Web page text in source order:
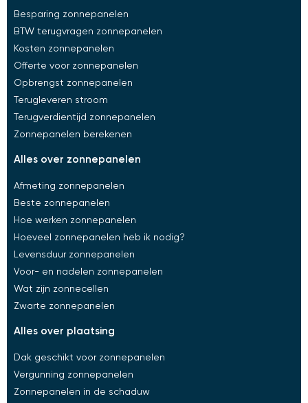
Besparing zonnepanelen
BTW terugvragen zonnepanelen
Kosten zonnepanelen
Offerte voor zonnepanelen
Opbrengst zonnepanelen
Terugleveren stroom
Terugverdientijd zonnepanelen
Zonnepanelen berekenen
alles over zonnepanelen​
Afmeting zonnepanelen
Beste zonnepanelen
Hoe werken zonnepanelen
Hoeveel zonnepanelen heb ik nodig?
Levensduur zonnepanelen
Voor- en nadelen zonnepanelen
Wat zijn zonnecellen
Zwarte zonnepanelen
alles over plaatsing​
Dak geschikt voor zonnepanelen
Vergunning zonnepanelen
Zonnepanelen in de schaduw